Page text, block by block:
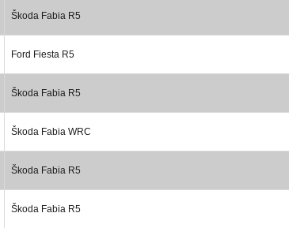
Škoda Fabia R5
Ford Fiesta R5
Škoda Fabia R5
Škoda Fabia WRC
Škoda Fabia R5
Škoda Fabia R5